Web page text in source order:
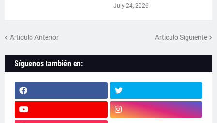
July 24, 2026
Artículo Anterior Artículo Siguiente
Síguenos también en: